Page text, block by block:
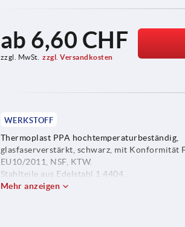
ab 6,60 CHF
zzgl. MwSt. zzgl. Versandkosten
WERKSTOFF
Thermoplast PPA hochtemperaturbeständig,
glasfaserverstärkt, schwarz, mit Konformität
EU10/2011, NSF, KTW.
Stahlteile aus Edelstahl 1.4404.
Mehr anzeigen